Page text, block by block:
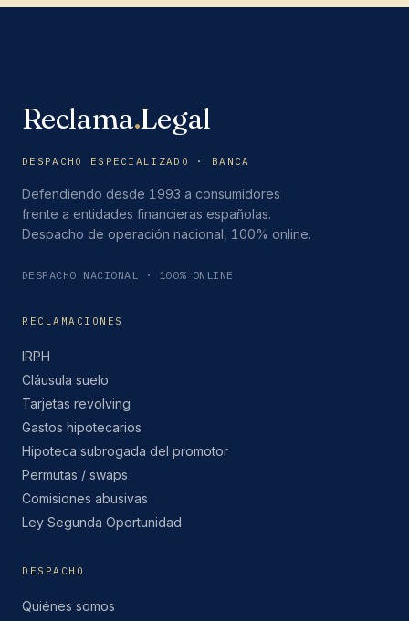
Reclama.Legal
DESPACHO ESPECIALIZADO · BANCA
Defendiendo desde 1993 a consumidores
frente a entidades financieras españolas.
Despacho de operación nacional, 100% online.
DESPACHO NACIONAL · 100% ONLINE
RECLAMACIONES
IRPH
Cláusula suelo
Tarjetas revolving
Gastos hipotecarios
Hipoteca subrogada del promotor
Permutas / swaps
Comisiones abusivas
Ley Segunda Oportunidad
DESPACHO
Quiénes somos